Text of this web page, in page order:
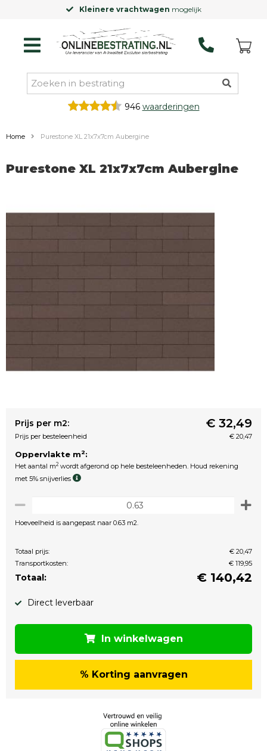
Kleinere vrachtwagen mogelijk
946 waarderingen
Home Purestone XL 21x7x7cm Aubergine
Purestone XL 21x7x7cm Aubergine
Prijs per m2: € 32,49
Prijs per besteleenheid € 20,47
Oppervlakte m2:
Het aantal m2 wordt afgerond op hele besteleenheden. Houd rekening
met 5% snijverlies
Hoeveelheid is aangepast naar 0.63 m2.
Totaal prijs:
€ 20,47
Transportkosten:
€ 119,95
Totaal: € 140,42
Direct leverbaar
In winkelwagen
% Korting aanvragen